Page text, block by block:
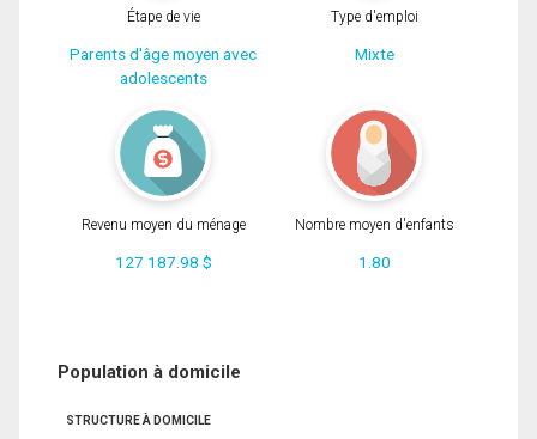
Étape de vie
Parents d'âge moyen avec
adolescents
Type d'emploi
Mixte
Revenu moyen du ménage
127 187.98 $
Nombre moyen d'enfants
1.80
Population à domicile
STRUCTURE À DOMICILE